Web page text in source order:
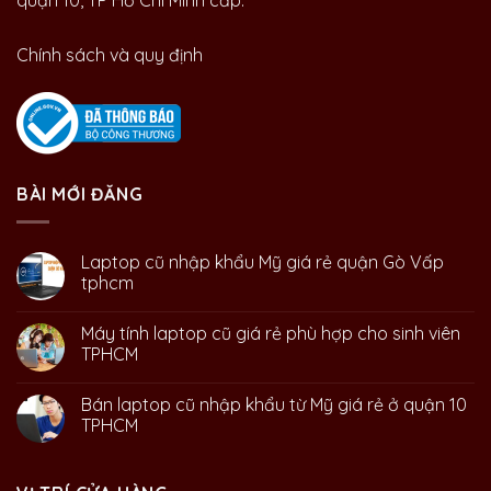
Chính sách và quy định
BÀI MỚI ĐĂNG
Laptop cũ nhập khẩu Mỹ giá rẻ quận Gò Vấp
tphcm
Máy tính laptop cũ giá rẻ phù hợp cho sinh viên
TPHCM
Bán laptop cũ nhập khẩu từ Mỹ giá rẻ ở quận 10
TPHCM